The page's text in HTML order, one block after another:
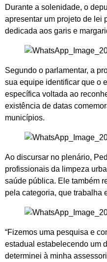
Durante a solenidade, o
apresentar um projeto de lei
dedicada aos garis e
Segundo o parlamentar, a
sua equipe identificar que o
específica voltada ao
existência de datas
municípios.
Ao discursar no plenário,
profissionais da limpeza
saúde pública. Ele também
pela categoria, que trabalha
“Fizemos uma pesquisa e
estadual estabelecendo um
determinei à minha